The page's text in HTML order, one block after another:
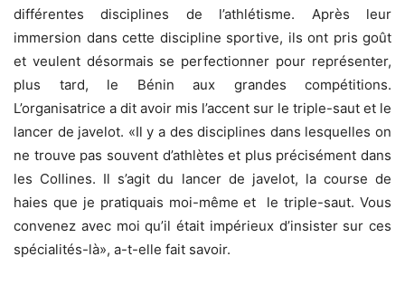
différentes disciplines de l’athlétisme. Après leur
immersion dans cette discipline sportive, ils ont pris goût
et veulent désormais se perfectionner pour représenter,
plus tard, le Bénin aux grandes compétitions.
L’organisatrice a dit avoir mis l’accent sur le triple-saut et le
lancer de javelot. «Il y a des disciplines dans lesquelles on
ne trouve pas souvent d’athlètes et plus précisément dans
les Collines. Il s’agit du lancer de javelot, la course de
haies que je pratiquais moi-même et le triple-saut. Vous
convenez avec moi qu’il était impérieux d’insister sur ces
spécialités-là», a-t-elle fait savoir.